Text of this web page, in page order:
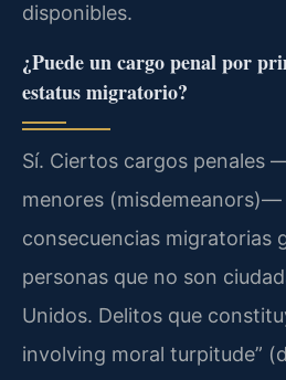
disponibles.
¿Puede un cargo penal por
estatus migratorio?
Sí. Ciertos cargos penales
menores
consecuencias migratorias
personas que no son
Unidos. Delitos que
involving moral turpitude”